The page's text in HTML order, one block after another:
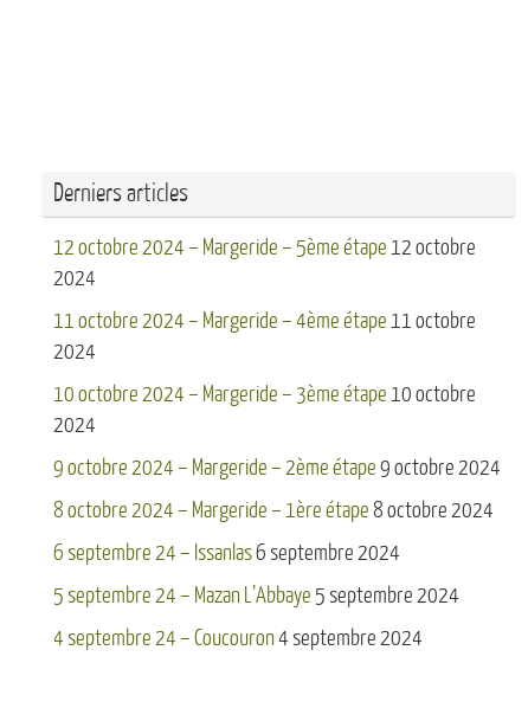
Derniers articles
12 octobre 2024 – Margeride – 5ème étape 12 octobre
2024
11 octobre 2024 – Margeride – 4ème étape 11 octobre
2024
10 octobre 2024 – Margeride – 3ème étape 10 octobre
2024
9 octobre 2024 – Margeride – 2ème étape 9 octobre 2024
8 octobre 2024 – Margeride – 1ère étape 8 octobre 2024
6 septembre 24 – Issanlas6 septembre 2024
5 septembre 24 – Mazan L’Abbaye 5 septembre 2024
4 septembre 24 – Coucouron 4 septembre 2024